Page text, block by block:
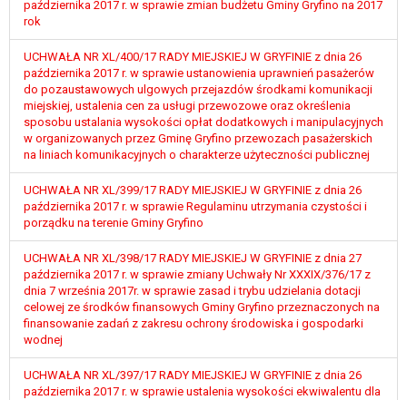
października 2017 r. w sprawie zmian budżetu Gminy Gryfino na 2017
rok
UCHWAŁA NR XL/400/17 RADY MIEJSKIEJ W GRYFINIE z dnia 26
października 2017 r. w sprawie ustanowienia uprawnień pasażerów
do pozaustawowych ulgowych przejazdów środkami komunikacji
miejskiej, ustalenia cen za usługi przewozowe oraz określenia
sposobu ustalania wysokości opłat dodatkowych i manipulacyjnych
w organizowanych przez Gminę Gryfino przewozach pasażerskich
na liniach komunikacyjnych o charakterze użyteczności publicznej
UCHWAŁA NR XL/399/17 RADY MIEJSKIEJ W GRYFINIE z dnia 26
października 2017 r. w sprawie Regulaminu utrzymania czystości i
porządku na terenie Gminy Gryfino
UCHWAŁA NR XL/398/17 RADY MIEJSKIEJ W GRYFINIE z dnia 27
października 2017 r. w sprawie zmiany Uchwały Nr XXXIX/376/17 z
dnia 7 września 2017r. w sprawie zasad i trybu udzielania dotacji
celowej ze środków finansowych Gminy Gryfino przeznaczonych na
finansowanie zadań z zakresu ochrony środowiska i gospodarki
wodnej
UCHWAŁA NR XL/397/17 RADY MIEJSKIEJ W GRYFINIE z dnia 26
października 2017 r. w sprawie ustalenia wysokości ekwiwalentu dla
lub przez stronę trzecią.
Z przyczyn związanych z Pani/Pana
szczególną sytuacją. W razie wniesienia
sprzeciwu, administrator nie może już
przetwarzać tych danych osobowych, chyba
że wykaże on istnienie ważnych prawnie
uzasadnionych podstaw do przetwarzania,
wolności osoby, której dane dotyczą, lub
podstaw do ustalenia, dochodzenia lub
obrony roszczeń.
W przypadku gdy przetwarzanie danych
osobowych odbywa się na podstawie zgody osoby
na przetwarzanie danych osobowych (art. 6 ust. 1
cofnięcia tej zgody w dowolnym momencie.
Cofnięcie to nie ma wpływu na zgodność